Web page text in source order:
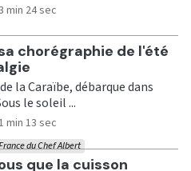
min 24 sec
chorégraphie de l'été
la Caraïbe, débarque dans
le soleil ...
min 13 sec
que la cuisson
du Chef Albert